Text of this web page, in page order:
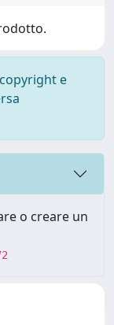
e
o creare un